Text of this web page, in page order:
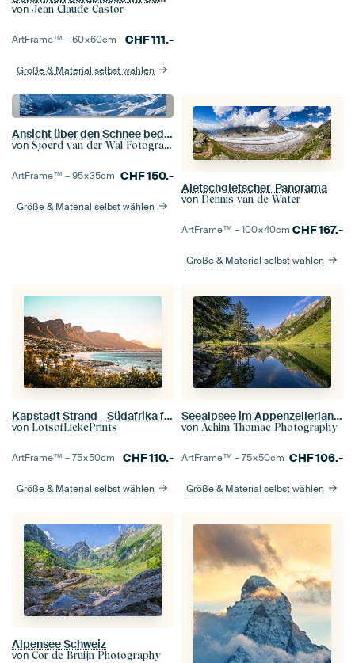
von Jean Claude Castor
ArtFrame™ –60×60cm CHF111.-
Größe & Material selbst wählen
Ansicht über den Schnee bedeckte Berge in den Tiroler Alpen in Österreich
von Sjoerd van der Wal Fotografie
ArtFrame™ –95×35cm CHF150.-
Größe & Material selbst wählen
Aletschgletscher-Panorama
von Dennis van de Water
ArtFrame™ –100×40cm CHF167.-
Größe & Material selbst wählen
Kapstadt Strand - Südafrika farbenfroher Sonnenaufgang Fotodruck - Reisefotografie
von LotsofLiekePrints
ArtFrame™ –75×50cm CHF110.-
Größe & Material selbst wählen
Seealpsee im Appenzellerland in der Schweiz
von Achim Thomae Photography
ArtFrame™ –75×50cm CHF106.-
Größe & Material selbst wählen
Alpensee Schweiz
von Cor de Bruijn Photography